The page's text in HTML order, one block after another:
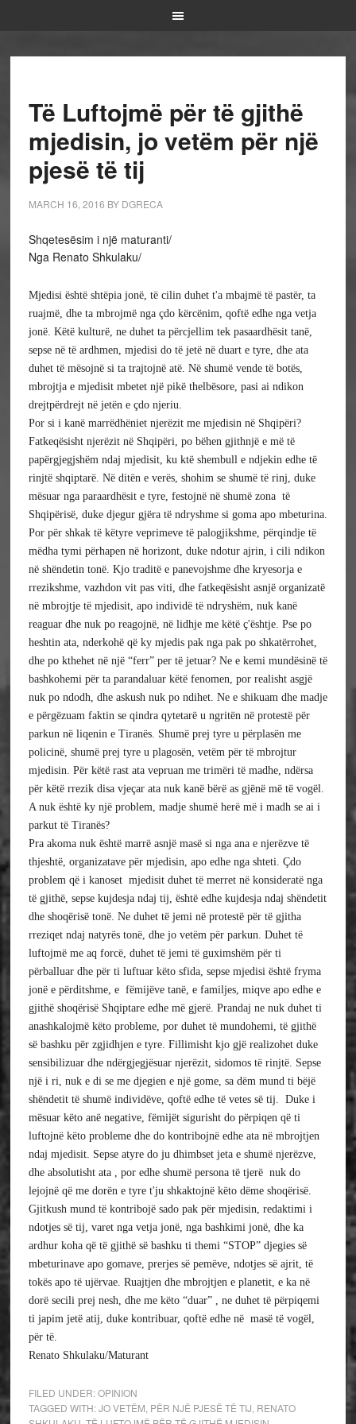
Të Luftojmë për të gjithë
mjedisin, jo vetëm për një
pjesë të tij
MARCH 16, 2016 BY DGRECA
Shqetesësim i një maturanti/
Nga Renato Shkulaku/
Mjedisi është shtëpia jonë, të cilin duhet t'a mbajmë të pastër, ta
ruajmë, dhe ta mbrojmë nga çdo kërcënim, qoftë edhe nga vetja
jonë. Këtë kulturë, ne duhet ta përcjellim tek pasaardhësit tanë,
sepse në të ardhmen, mjedisi do të jetë në duart e tyre, dhe ata
duhet të mësojnë si ta trajtojnë atë. Në shumë vende të botës,
mbrojtja e mjedisit mbetet një pikë thelbësore, pasi ai ndikon
drejtpërdrejt në jetën e çdo njeriu.
Por si i kanë marrëdhëniet njerëzit me mjedisin në Shqipëri?
Fatkeqësisht njerëzit në Shqipëri, po bëhen gjithnjë e më të
papërgjegjshëm ndaj mjedisit, ku ktë shembull e ndjekin edhe të
rinjtë shqiptarë. Në ditën e verës, shohim se shumë të rinj, duke
mësuar nga paraardhësit e tyre, festojnë në shumë zona  të
Shqipërisë, duke djegur gjëra të ndryshme si goma apo mbeturina.
Por për shkak të këtyre veprimeve të palogjikshme, përqindje të
mëdha tymi përhapen në horizont, duke ndotur ajrin, i cili ndikon
në shëndetin tonë. Kjo traditë e panevojshme dhe kryesorja e
rrezikshme, vazhdon vit pas viti, dhe fatkeqësisht asnjë organizatë
në mbrojtje të mjedisit, apo individë të ndryshëm, nuk kanë
reaguar dhe nuk po reagojnë, në lidhje me këtë ç'ështje. Pse po
heshtin ata, nderkohë që ky mjedis pak nga pak po shkatërrohet,
dhe po kthehet në një “ferr” per të jetuar? Ne e kemi mundësinë të
bashkohemi për ta parandaluar këtë fenomen, por realisht asgjë
nuk po ndodh, dhe askush nuk po ndihet. Ne e shikuam dhe madje
e përgëzuam faktin se qindra qytetarë u ngritën në protestë për
parkun në liqenin e Tiranës. Shumë prej tyre u përplasën me
policinë, shumë prej tyre u plagosën, vetëm për të mbrojtur
mjedisin. Për këtë rast ata vepruan me trimëri të madhe, ndërsa
për këtë rrezik disa vjeçar ata nuk kanë bërë as gjënë më të vogël.
A nuk është ky një problem, madje shumë herë më i madh se ai i
parkut të Tiranës?
Pra akoma nuk është marrë asnjë masë si nga ana e njerëzve të
thjeshtë, organizatave për mjedisin, apo edhe nga shteti. Çdo
problem që i kanoset  mjedisit duhet të merret në konsideratë nga
të gjithë, sepse kujdesja ndaj tij, është edhe kujdesja ndaj shëndetit
dhe shoqërisë tonë. Ne duhet të jemi në protestë për të gjitha
rreziqet ndaj natyrës tonë, dhe jo vetëm për parkun. Duhet të
luftojmë me aq forcë, duhet të jemi të guximshëm për ti
përballuar dhe për ti luftuar këto sfida, sepse mjedisi është fryma
jonë e përditshme, e  fëmijëve tanë, e familjes, miqve apo edhe e
gjithë shoqërisë Shqiptare edhe më gjerë. Prandaj ne nuk duhet ti
anashkalojmë këto probleme, por duhet të mundohemi, të gjithë
së bashku për zgjidhjen e tyre. Fillimisht kjo gjë realizohet duke
sensibilizuar dhe ndërgjegjësuar njerëzit, sidomos të rinjtë. Sepse
një i ri, nuk e di se me djegien e një gome, sa dëm mund ti bëjë
shëndetit të shumë individëve, qoftë edhe të vetes së tij.  Duke i
mësuar këto anë negative, fëmijët sigurisht do përpiqen që ti
luftojnë këto probleme dhe do kontribojnë edhe ata në mbrojtjen
ndaj mjedisit. Sepse atyre do ju dhimbset jeta e shumë njerëzve,
dhe absolutisht ata , por edhe shumë persona të tjerë  nuk do
lejojnë që me dorën e tyre t'ju shkaktojnë këto dëme shoqërisë.
Gjitkush mund të kontribojë sado pak për mjedisin, redaktimi i
ndotjes së tij, varet nga vetja jonë, nga bashkimi jonë, dhe ka
ardhur koha që të gjithë së bashku ti themi “STOP” djegies së
mbeturinave apo gomave, prerjes së pemëve, ndotjes së ajrit, të
tokës apo të ujërvae. Ruajtjen dhe mbrojtjen e planetit, e ka në
dorë secili prej nesh, dhe me këto “duar” , ne duhet të përpiqemi
ti japim jetë atij, duke kontribuar, qoftë edhe në  masë të vogël,
për të.
Renato Shkulaku/Maturant
FILED UNDER:OPINION
TAGGED WITH:JO VETËM PËR NJË PJESË TË TIJ RENATO